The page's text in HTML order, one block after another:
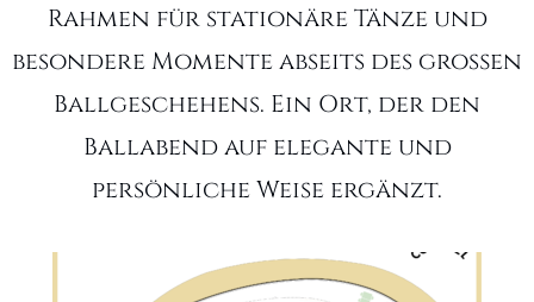
Rahmen für stationäre Tänze und
besondere Momente abseits des großen
Ballgeschehens. Ein Ort, der den
Ballabend auf elegante und
persönliche Weise ergänzt.